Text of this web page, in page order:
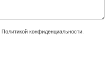
Политикой конфиденциальности.